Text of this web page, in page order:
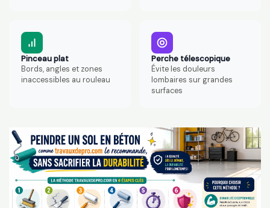
Pinceau plat
Bords, angles et zones
inaccessibles au rouleau
Perche télescopique
Évite les douleurs
lombaires sur grandes
surfaces